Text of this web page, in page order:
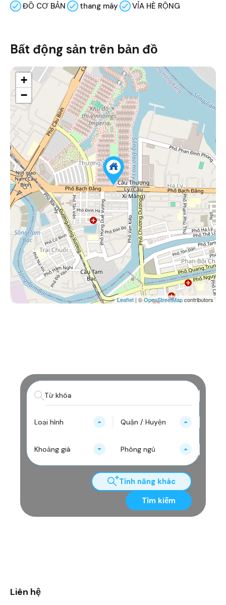
ĐỒ CƠ BẢN thang máy VỈA HÈ RỘNG
Bất động sản trên bản đồ
+
−
Leaflet | ©OpenStreetMapcontributors
Loại hình Quận / Huyện
Khoảng giá Phòng ngủ
Tính năng khác
Tìm kiếm
Liên hệ